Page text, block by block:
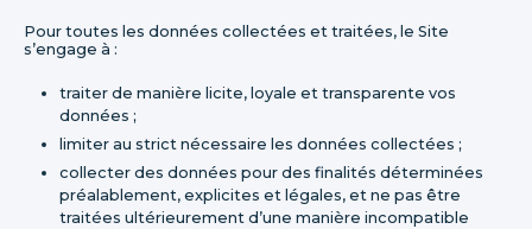
Pour toutes les données collectées et traitées, le Site
s’engage à :
traiter de manière licite, loyale et transparente vos
données ;
limiter au strict nécessaire les données collectées ;
collecter des données pour des finalités déterminées
préalablement, explicites et légales, et ne pas être
traitées ultérieurement d’une manière incompatible